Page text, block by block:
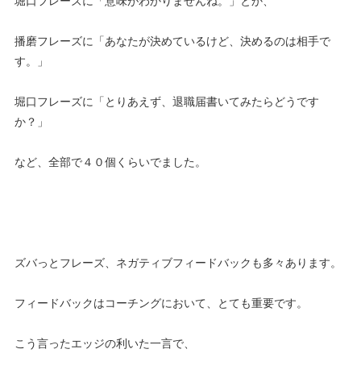
播磨フレーズに「あなたが決めているけど、決めるのは相手で
す。」
堀口フレーズに「とりあえず、退職届書いてみたらどうです
か？」
など、全部で４０個くらいでました。
ズバっとフレーズ、ネガティブフィードバックも多々あります。
フィードバックはコーチングにおいて、とても重要です。
こう言ったエッジの利いた一言で、